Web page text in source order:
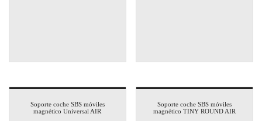
Soporte coche SBS móviles
magnético Universal AIR
Soporte coche SBS móviles
magnético TINY ROUND AIR